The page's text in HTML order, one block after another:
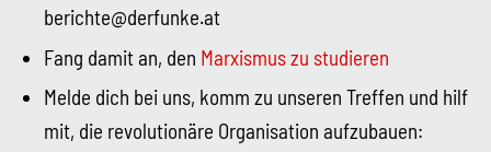
berichte@derfunke.at
Fang damit an, den Marxismus zu studieren
Melde dich bei uns, komm zu unseren Treffen und hilf
mit, die revolutionäre Organisation aufzubauen: